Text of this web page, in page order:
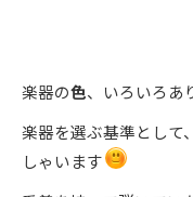
楽器の色、いろいろあ
楽器を選ぶ基準として
しゃいます